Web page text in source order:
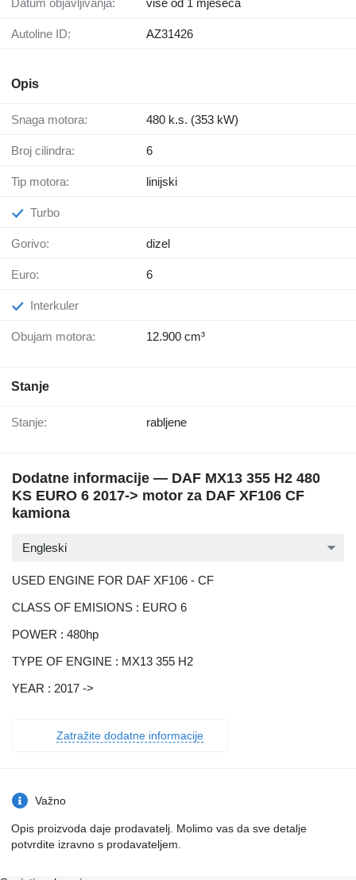
Datum objavljivanja: više od 1 mjeseca
Autoline ID: AZ31426
Opis
Snaga motora: 480 k.s. (353 kW)
Broj cilindra: 6
Tip motora: linijski
Turbo
Gorivo: dizel
Euro: 6
Interkuler
Obujam motora: 12.900 cm³
Stanje
Stanje: rabljene
Dodatne informacije — DAF MX13 355 H2 480
KS EURO 6 2017-> motor za DAF XF106 CF
kamiona
Engleski
USED ENGINE FOR DAF XF106 - CF
CLASS OF EMISIONS : EURO 6
POWER : 480hp
TYPE OF ENGINE : MX13 355 H2
YEAR : 2017 ->
Zatražite dodatne informacije
Važno
Opis proizvoda daje prodavatelj. Molimo vas da sve detalje
potvrdite izravno s prodavateljem.